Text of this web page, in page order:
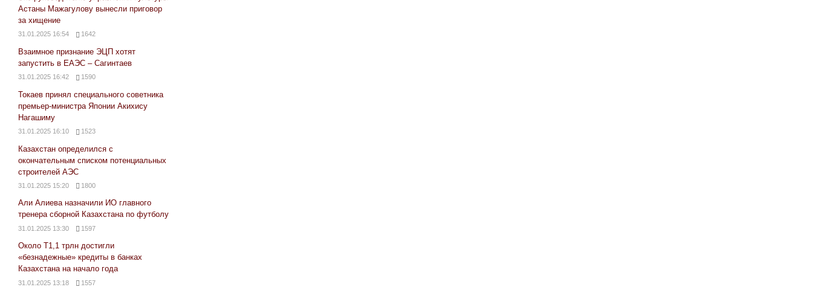
Астаны Мажагулову вынесли приговор
за хищение
31.01.2025 16:54 1642
Взаимное признание ЭЦП хотят
запустить в ЕАЭС – Сагинтаев
31.01.2025 16:42 1590
Токаев принял специального советника
премьер-министра Японии Акихису
Нагашиму
31.01.2025 16:10 1523
Казахстан определился с
окончательным списком потенциальных
строителей АЭС
31.01.2025 15:20 1800
Али Алиева назначили ИО главного
тренера сборной Казахстана по футболу
31.01.2025 13:30 1597
Около Т1,1 трлн достигли
«безнадежные» кредиты в банках
Казахстана на начало года
31.01.2025 13:18 1557